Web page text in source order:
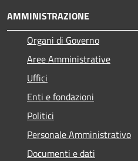
AMMINISTRAZIONE
Organi di Governo
Aree Amministrative
Uffici
Enti e fondazioni
Politici
Personale Amministrativo
Documenti e dati